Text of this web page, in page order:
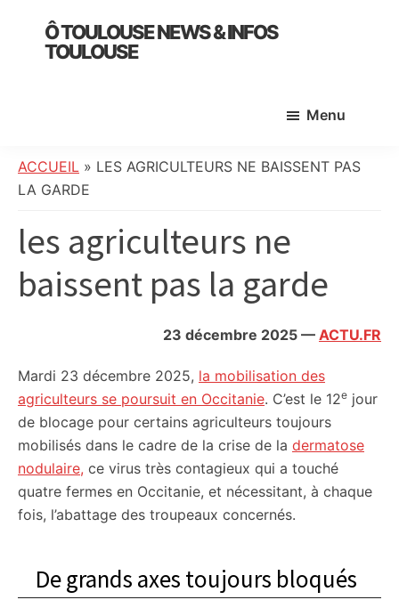
primary
Ô TOULOUSE NEWS & INFOS
TOULOUSE
:
info
société,
culture,
politique,
et
initiatives
citoyennes
Menu
ACCUEIL » LES AGRICULTEURS NE BAISSENT PAS
LA GARDE
les agriculteurs ne
baissent pas la garde
23 décembre 2025 — ACTU.FR
Mardi 23 décembre 2025, la mobilisation des
agriculteurs se poursuit en Occitanie. C’est le 12e jour
de blocage pour certains agriculteurs toujours
mobilisés dans le cadre de la crise de la dermatose
nodulaire, ce virus très contagieux qui a touché
quatre fermes en Occitanie, et nécessitant, à chaque
fois, l’abattage des troupeaux concernés.
De grands axes toujours bloqués